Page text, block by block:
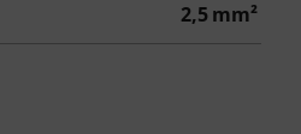
2,5 mm²